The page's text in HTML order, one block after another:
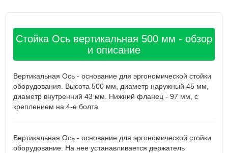
Стойка Ось вертикальная 500 мм - обзор
и описание
Вертикальная Ось - основание для эргономической стойки
оборудования. Высота 500 мм, диаметр наружный 45 мм,
диаметр внутренний 43 мм. Нижний фланец - 97 мм, с
креплением на 4-е болта
Вертикальная Ось - основание для эргономической стойки
оборудование. На нее устанавливается держатель